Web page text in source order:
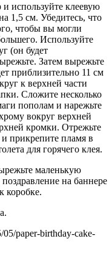
используйте клеевую
1,5 см. Убедитесь, что
чтобы вы могли
Используйте
(он будет
Затем вырежьте
приблизительно 11 см
к верхней части
Сложите несколько
пополам и нарежьте
вокруг верхней
кромки. Отрежьте
прикрепите пламя в
для горячего клея.
маленькую
на баннере
коробке.
paper-birthday-cake-